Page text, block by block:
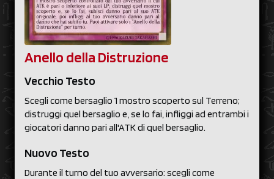
Anello della Distruzione
Vecchio Testo
Scegli come bersaglio 1 mostro scoperto sul Terreno;
distruggi quel bersaglio e, se lo fai, infliggi ad entrambi i
giocatori danno pari all'ATK di quel bersaglio.
Nuovo Testo
Durante il turno del tuo avversario: scegli come